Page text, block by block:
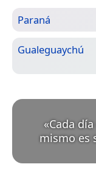
Paraná
Gualeguaychú
«Cada
mismo es